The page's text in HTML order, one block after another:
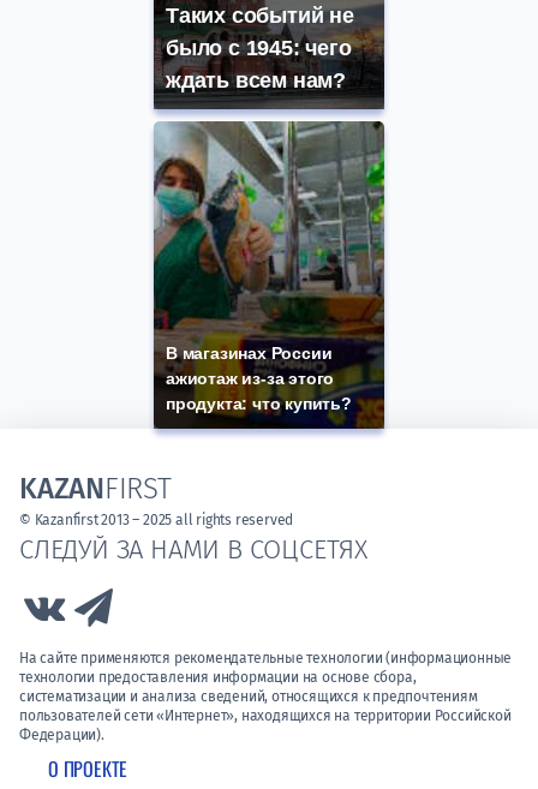
Таких событий не
было с 1945: чего
ждать всем нам?
В магазинах России
ажиотаж из-за этого
продукта: что купить?
О ПРОЕКТЕ
СЛЕДУЙ ЗА НАМИ В СОЦСЕТЯХ
Link to Vk
На сайте применяются рекомендательные технологии (информационные
технологии предоставления информации на основе сбора,
систематизации и анализа сведений, относящихся к предпочтениям
пользователей сети «Интернет», находящихся на территории Российской
Федерации).
KAZANFIRST
© Kazanfirst 2013 – 2025 all rights reserved